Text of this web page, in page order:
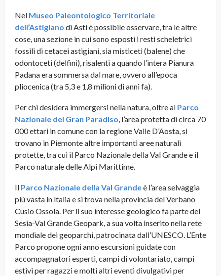
Nel Museo Paleontologico Territoriale
dell’Astigiano di Asti è possibile osservare, tra le altre
cose, una sezione in cui sono esposti i resti scheletrici
fossili di cetacei astigiani, sia misticeti (balene) che
odontoceti (delfini), risalenti a quando l’intera Pianura
Padana era sommersa dal mare, ovvero all’epoca
pliocenica (tra 5,3 e 1,8 milioni di anni fa).
Per chi desidera immergersi nella natura, oltre al Parco
Nazionale del Gran Paradiso, l’area protetta di circa 70
000 ettari in comune con la regione Valle D’Aosta, si
trovano in Piemonte altre importanti aree naturali
protette, tra cui il Parco Nazionale della Val Grande e il
Parco naturale delle Alpi Marittime.
Il Parco Nazionale della Val Grandeè l’area selvaggia
più vasta in ltalia e si trova nella provincia del Verbano
Cusio Ossola. Per il suo interesse geologico fa parte del
Sesia-Val Grande Geopark, a sua volta inserito nella rete
mondiale dei geoparchi, patrocinata dall’UNESCO. L’Ente
Parco propone ogni anno escursioni guidate con
accompagnatori esperti, campi di volontariato, campi
estivi per ragazzi e molti altri eventi divulgativi per